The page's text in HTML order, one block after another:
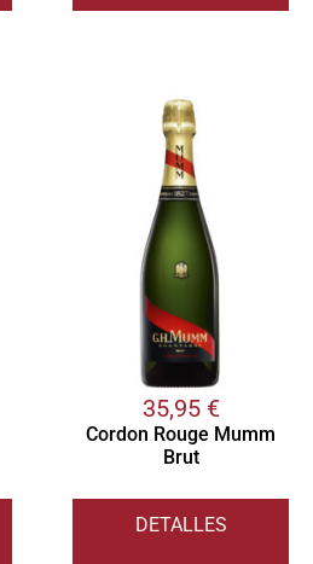
35,95 €
Cordon Rouge Mumm
Brut
DETALLES